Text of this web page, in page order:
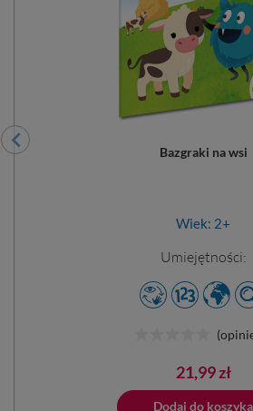
Bazgraki na wsi
Wiek: 2+
Umiejętności:
Cena
21,99 zł
Dodaj do koszyka